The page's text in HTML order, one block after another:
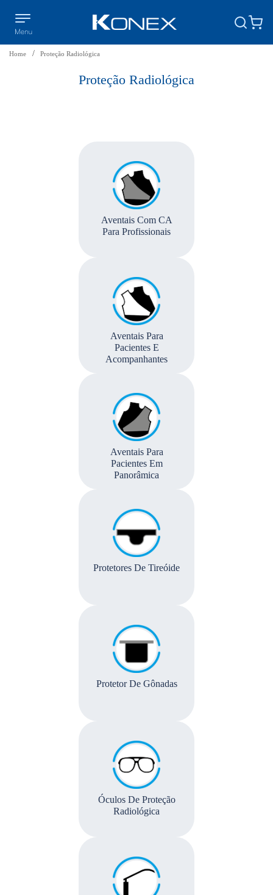
Home Proteção Radiológica
Proteção Radiológica
Aventais Com CA
Para Profissionais
Aventais Para
Pacientes E
Acompanhantes
Aventais Para
Pacientes Em
Panorâmica
Protetores De Tireóide
Protetor De Gônadas
Óculos De Proteção
Radiológica